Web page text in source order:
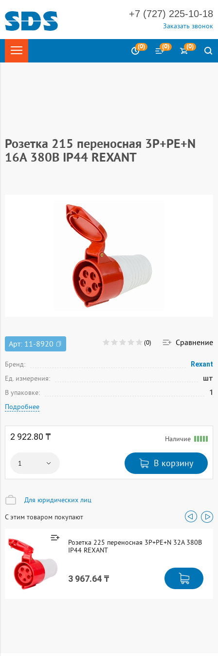
+7 (727) 225-10-18
Заказать звонок
(0) (0) (0)
Розетка 215 переносная 3Р+РЕ+N
16А 380В IP44 REXANT
Арт: 11-8920 (0) Сравнение
Бренд: Rexant
Ед. измерения: шт
В упаковке: 1
Подробнее
2 922.80 ₸ Наличие
В корзину
Для юридических лиц
С этим товаром покупают
Розетка 225 переносная 3Р+РЕ+N 32А 380В
IP44 REXANT
3 967.64 ₸